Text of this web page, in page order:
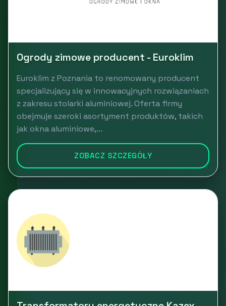
Ogrody zimowe producent - Euroklim
Euroklim z Poznania to renomowany producent
specjalizujący się w innowacyjnych rozwiązaniach
z zakresu stolarki aluminiowej. Oferta firmy
obejmuje szeroki asortyment produktów, takich
jak okna aluminiowe,...
ZOBACZ SZCZEGÓŁY